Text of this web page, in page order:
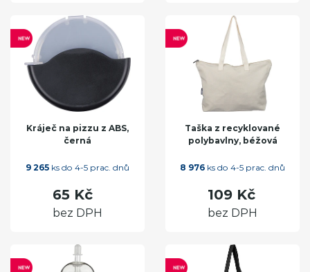
Kráječ na pizzu z ABS,
černá
9 265 ks do 4-5 prac. dnů
65 Kč
bez DPH
Taška z recyklované
polybavlny, béžová
8 976 ks do 4-5 prac. dnů
109 Kč
bez DPH